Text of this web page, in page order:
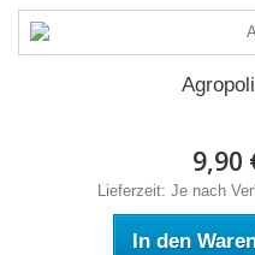
9,90
Lieferzeit: Je nach
In den